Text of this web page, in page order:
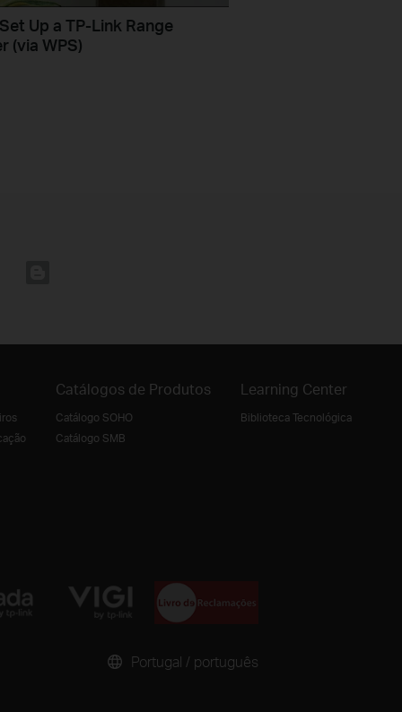
Up a TP-Link Range
(via WPS)
Catálogos de Produtos
Catálogo SOHO
Catálogo SMB
Learning Center
Biblioteca Tecnológica
Portugal / português